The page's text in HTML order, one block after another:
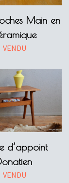
Main en
VENDU
d’appoint
VENDU